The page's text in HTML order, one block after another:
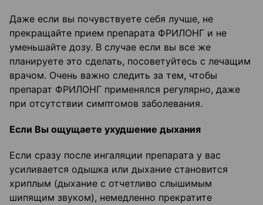
Даже если вы почувствуете себя лучше, не
прекращайте прием препарата ФРИЛОНГ и не
уменьшайте дозу. В случае если вы все же
планируете это сделать, посоветуйтесь с лечащим
врачом. Очень важно следить за тем, чтобы
препарат ФРИЛОНГ применялся регулярно, даже
при отсутствии симптомов заболевания.
Если Вы ощущаете ухудшение дыхания
Если сразу после ингаляции препарата у вас
усиливается одышка или дыхание становится
хриплым (дыхание с отчетливо слышимым
шипящим звуком), немедленно прекратите